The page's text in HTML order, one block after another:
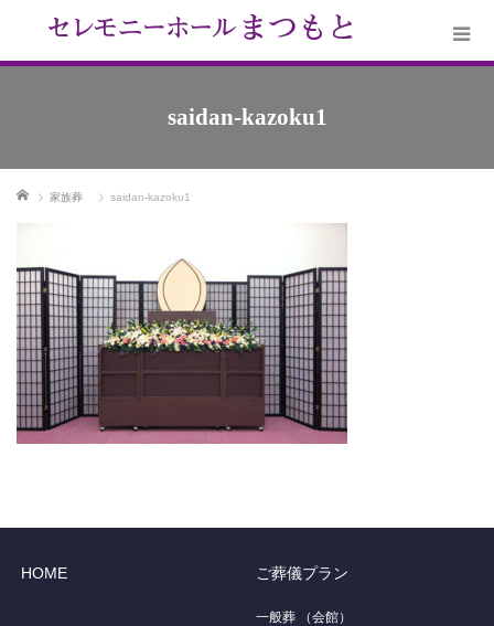
saidan-kazoku1
ホーム 家族葬 saidan-kazoku1
HOME ご葬儀プラン
一般葬 （会館）